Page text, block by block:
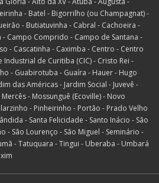
- Batel - Bigorrilho (ou Champagnat) -
- Butiatuvinha - Cabral - Cachoeira -
- Campo Comprido - Campo de Santana -
- Cascatinha - Caximba - Centro - Centro
de Curitiba (CIC) - Cristo Rei -
- Guabirotuba - Guaíra - Hauer - Hugo
das Américas - Jardim Social - Juvevê -
- Mossunguê (Ecoville) - Novo
- Pinheirinho - Portão - Prado Velho
- Santa Felicidade - Santo Inácio - São
- São Lourenço - São Miguel - Seminário -
- Tatuquara - Tingui - Uberaba - Umbará